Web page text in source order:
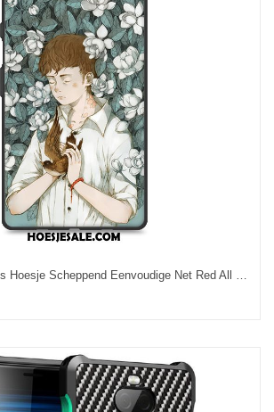
Sony Xperia 10 Plus Hoesje Scheppend Eenvoudige Net Red All Inclusive Zacht Aanbiedingen